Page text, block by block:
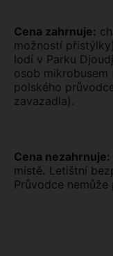
Cena zahrnuje:
možností
lodí v Parku
osob mikrobusem
polského
zavazadla).
Cena nezahrnuje:
místě. Letištní
Průvodce